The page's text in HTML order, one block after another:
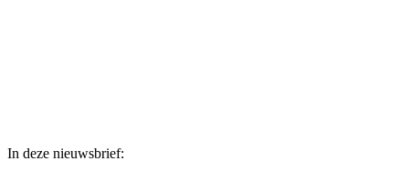
In deze nieuwsbrief: